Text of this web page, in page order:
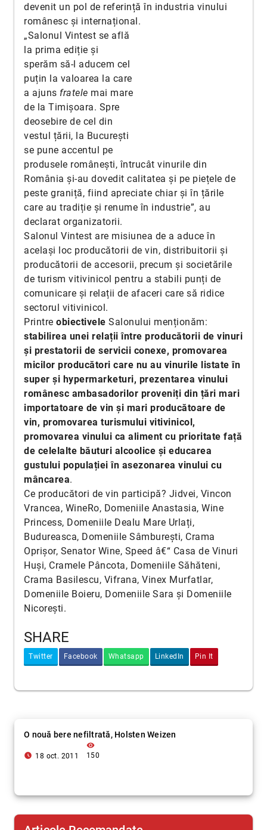
devenit un pol de referință în industria vinului
românesc și internațional.
„Salonul Vintest se află
la prima ediție și
sperăm să-l aducem cel
puțin la valoarea la care
a ajuns fratele mai mare
de la Timișoara. Spre
deosebire de cel din
vestul țării, la București
se pune accentul pe
produsele românești, întrucât vinurile din
România și-au dovedit calitatea și pe piețele de
peste graniță, fiind apreciate chiar și în țările
care au tradiție și renume în industrie”, au
declarat organizatorii.
Salonul Vintest are misiunea de a aduce în
același loc producătorii de vin, distribuitorii și
producătorii de accesorii, precum și societările
de turism vitivinicol pentru a stabili punți de
comunicare și relații de afaceri care să ridice
sectorul vitivinicol.
Printre obiectivele Salonului menționăm:
stabilirea unei relații între producătorii de vinuri
și prestatorii de servicii conexe, promovarea
micilor producători care nu au vinurile listate în
super și hypermarketuri, prezentarea vinului
românesc ambasadorilor proveniți din țări mari
importatoare de vin și mari producătoare de
vin, promovarea turismului vitivinicol,
promovarea vinului ca aliment cu prioritate față
de celelalte băuturi alcoolice și educarea
gustului populației în asezonarea vinului cu
mâncarea.
Ce producători de vin participă? Jidvei, Vincon
Vrancea, WineRo, Domeniile Anastasia, Wine
Princess, Domeniile Dealu Mare Urlați,
Budureasca, Domeniile Sâmburești, Crama
Oprișor, Senator Wine, Speed â€“ Casa de Vinuri
Huși, Cramele Pâncota, Domeniile Săhăteni,
Crama Basilescu, Vifrana, Vinex Murfatlar,
Domeniile Boieru, Domeniile Sara și Domeniile
Nicorești.
SHARE
Twitter Facebook Whatsapp LinkedIn Pin It
O nouă bere nefiltrată, Holsten Weizen
access_time_filled 18 oct. 2011
visibility
150